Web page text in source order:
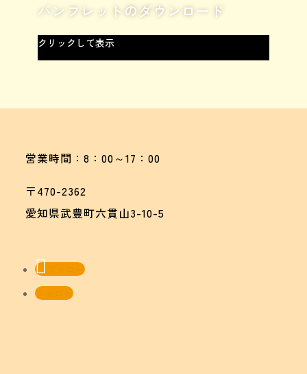
パンフレットのダウンロード
クリックして表示
営業時間：8：00～17：00
〒470-2362
愛知県武豊町六貫山3-10-5
フォロー
フォロー